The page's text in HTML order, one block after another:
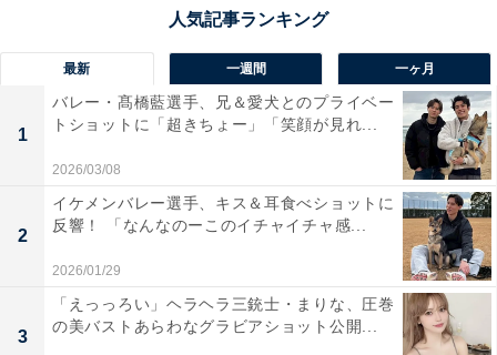
最新 一週間 一ヶ月
1
バレー・髙橋藍選手、兄＆愛犬とのプライベー
トショットに「超きちょー」「笑顔が見れ...
2026/03/08
2
イケメンバレー選手、キス＆耳食べショットに
反響！ 「なんなのーこのイチャイチャ感...
2026/01/29
3
「えっっろい」ヘラヘラ三銃士・まりな、圧巻
の美バストあらわなグラビアショット公開...